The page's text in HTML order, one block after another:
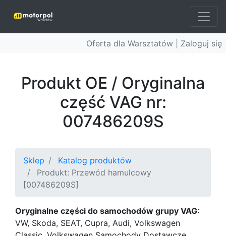
Oferta dla Warsztatów | Zaloguj się
Produkt OE / Oryginalna
część VAG nr:
007486209S
Sklep
Katalog produktów
Produkt: Przewód hamulcowy
[007486209S]
Oryginalne części do samochodów grupy VAG:
VW, Skoda, SEAT, Cupra, Audi, Volkswagen